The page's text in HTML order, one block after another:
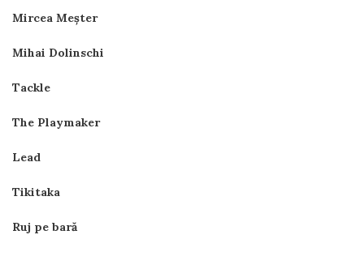
Mircea Meşter
Mihai Dolinschi
Tackle
The Playmaker
Lead
Tikitaka
Ruj pe bară